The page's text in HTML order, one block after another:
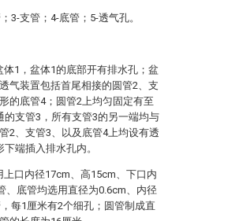
3-支管；4-底管；5-透气孔。
1，盆体1的底部开有排水孔；盆
气装置包括首尾相接的圆管2、支
的底管4；圆管2上均匀固定有至
的支管3，所有支管3的另一端均与
2、支管3、以及底管4上均设有透
端插入排水孔内。
口内径17cm、高15cm、下口内
、底管均选用直径为0.6cm、内径
每1厘米有2个细孔；圆管制成直